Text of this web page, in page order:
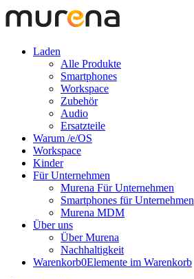
Laden
Alle Produkte
Smartphones
Workspace
Zubehör
Audio
Ersatzteile
Warum /e/OS
Workspace
Kinder
Für Unternehmen
Murena Für Unternehmen
Smartphones für Unternehmen
Murena MDM
Über uns
Über Murena
Nachhaltigkeit
Warenkorb0Elemente im Warenkorb